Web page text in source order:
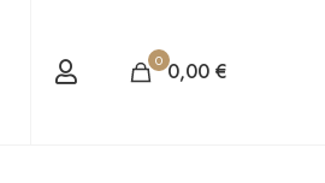
0 0,00 €